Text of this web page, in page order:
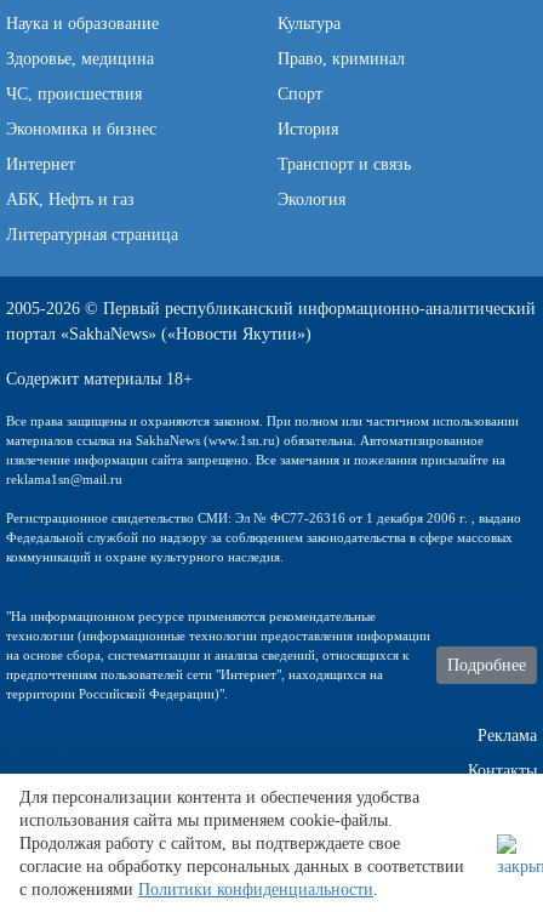
Наука и образование
Культура
Здоровье, медицина
Право, криминал
ЧС, происшествия
Спорт
Экономика и бизнес
История
Интернет
Транспорт и связь
АБК, Нефть и газ
Экология
Литературная страница
2005-2026 © Первый республиканский информационно-аналитический
портал «SakhaNews» («Новости Якутии»)
Содержит материалы 18+
Все права защищены и охраняются законом. При полном или частичном использовании
материалов ссылка на SakhaNews (www.1sn.ru) обязательна. Автоматизированное
извлечение информации сайта запрещено. Все замечания и пожелания присылайте на
reklama1sn@mail.ru
Регистрационное свидетельство СМИ: Эл № ФС77-26316 от 1 декабря 2006 г. , выдано
Федедальной службой по надзору за соблюдением законодательства в сфере массовых
коммуникаций и охране культурного наследия.
"На информационном ресурсе применяются рекомендательные
технологии (информационные технологии предоставления информации
на основе сбора, систематизации и анализа сведений, относящихся к
предпочтениям пользователей сети "Интернет", находящихся на
территории Российской Федерации)".
Подробнее
Реклама
Контакты
Техническа поддержка
Для персонализации контента и обеспечения удобства
использования сайта мы применяем cookie-файлы.
Продолжая работу с сайтом, вы подтверждаете свое
согласие на обработку персональных данных в соответствии
с положениями Политики конфиденциальности.